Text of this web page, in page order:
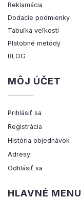
Reklamácia
Dodacie podmienky
Tabuľka veľkostí
Platobné metódy
BLOG
MÔJ ÚČET
Prihlásiť sa
Registrácia
História objednávok
Adresy
Odhlásiť sa
HLAVNÉ MENU